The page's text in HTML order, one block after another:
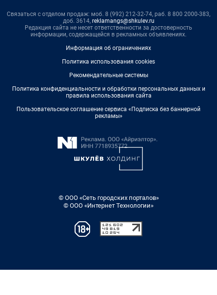
Связаться с отделом продаж: моб. 8 (992) 212-32-74, раб. 8 800 2000-383,
доб. 3614, reklamangs@shkulev.ru
Редакция сайта не несет ответственности за достоверность
информации, содержащейся в рекламных объявлениях.
Информация об ограничениях
Политика использования cookies
Рекомендательные системы
Политика конфиденциальности и обработки персональных данных и
правила использования сайта
Пользовательское соглашение сервиса «Подписка без баннерной
рекламы»
© ООО «Сеть городских порталов»
© ООО «Интернет Технологии»